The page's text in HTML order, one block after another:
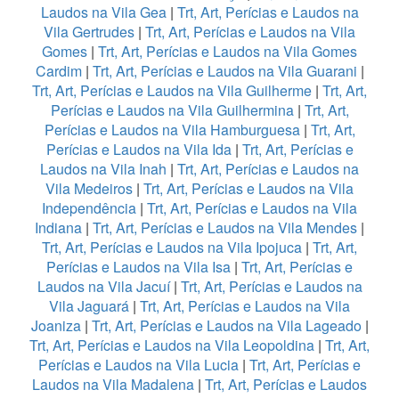
Laudos na Vila Gea| Trt, Art, Perícias e Laudos na
Vila Gertrudes | Trt, Art, Perícias e Laudos na Vila
Gomes | Trt, Art, Perícias e Laudos na Vila Gomes
Cardim| Trt, Art, Perícias e Laudos na Vila Guarani |
Trt, Art, Perícias e Laudos na Vila Guilherme | Trt, Art,
Perícias e Laudos na Vila Guilhermina| Trt, Art,
Perícias e Laudos na Vila Hamburguesa| Trt, Art,
Perícias e Laudos na Vila Ida| Trt, Art, Perícias e
Laudos na Vila Inah | Trt, Art, Perícias e Laudos na
Vila Medeiros | Trt, Art, Perícias e Laudos na Vila
Independência | Trt, Art, Perícias e Laudos na Vila
Indiana | Trt, Art, Perícias e Laudos na Vila Mendes |
Trt, Art, Perícias e Laudos na Vila Ipojuca | Trt, Art,
Perícias e Laudos na Vila Isa | Trt, Art, Perícias e
Laudos na Vila Jacuí| Trt, Art, Perícias e Laudos na
Vila Jaguará | Trt, Art, Perícias e Laudos na Vila
Joaniza| Trt, Art, Perícias e Laudos na Vila Lageado|
Trt, Art, Perícias e Laudos na Vila Leopoldina | Trt, Art,
Perícias e Laudos na Vila Lucia | Trt, Art, Perícias e
Laudos na Vila Madalena | Trt, Art, Perícias e Laudos